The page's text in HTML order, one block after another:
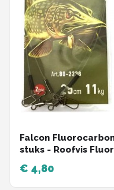
Falcon
stuks - Roofvis
€ 4,80